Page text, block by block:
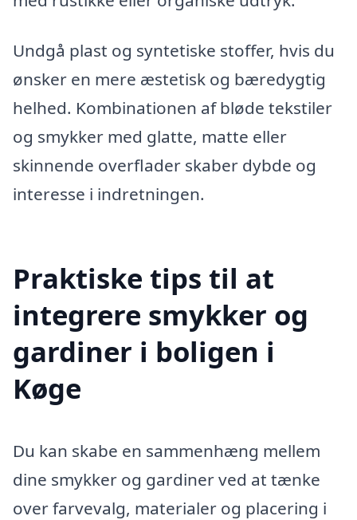
Undgå plast og syntetiske stoffer, hvis du
ønsker en mere æstetisk og bæredygtig
helhed. Kombinationen af bløde tekstiler
og smykker med glatte, matte eller
skinnende overflader skaber dybde og
interesse i indretningen.
Praktiske tips til at
integrere smykker og
gardiner i boligen i
Køge
Du kan skabe en sammenhæng mellem
dine smykker og gardiner ved at tænke
over farvevalg, materialer og placering i